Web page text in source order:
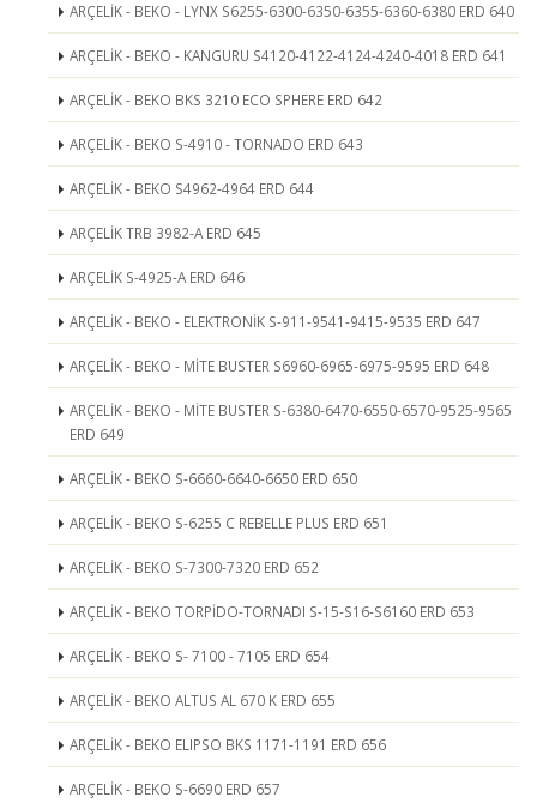
ARÇELİK - BEKO - LYNX S6255-6300-6350-6355-6360-6380 ERD 640
ARÇELİK - BEKO - KANGURU S4120-4122-4124-4240-4018 ERD 641
ARÇELİK - BEKO BKS 3210 ECO SPHERE ERD 642
ARÇELİK - BEKO S-4910 - TORNADO ERD 643
ARÇELİK - BEKO S4962-4964 ERD 644
ARÇELİK TRB 3982-A ERD 645
ARÇELİK S-4925-A ERD 646
ARÇELİK - BEKO - ELEKTRONİK S-911-9541-9415-9535 ERD 647
ARÇELİK - BEKO - MİTE BUSTER S6960-6965-6975-9595 ERD 648
ARÇELİK - BEKO - MİTE BUSTER S-6380-6470-6550-6570-9525-9565
ERD 649
ARÇELİK - BEKO S-6660-6640-6650 ERD 650
ARÇELİK - BEKO S-6255 C REBELLE PLUS ERD 651
ARÇELİK - BEKO S-7300-7320 ERD 652
ARÇELİK - BEKO TORPİDO-TORNADI S-15-S16-S6160 ERD 653
ARÇELİK - BEKO S- 7100 - 7105 ERD 654
ARÇELİK - BEKO ALTUS AL 670 K ERD 655
ARÇELİK - BEKO ELIPSO BKS 1171-1191 ERD 656
ARÇELİK - BEKO S-6690 ERD 657